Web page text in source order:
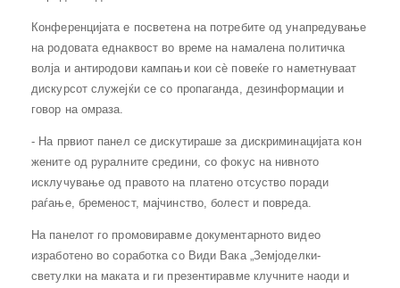
Конференцијата е посветена на потребите од унапредување
на родовата еднаквост во време на намалена политичка
волја и антиродови кампањи кои сѐ повеќе го наметнуваат
дискурсот служејќи се со пропаганда, дезинформации и
говор на омраза.
- На првиот панел се дискутираше за дискриминацијата кон
жените од руралните средини, со фокус на нивното
исклучување од правото на платено отсуство поради
раѓање, бременост, мајчинство, болест и повреда.
На панелот го промовиравме документарното видео
изработено во соработка со Види Вака „Земјоделки-
светулки на маката и ги презентиравме клучните наоди и